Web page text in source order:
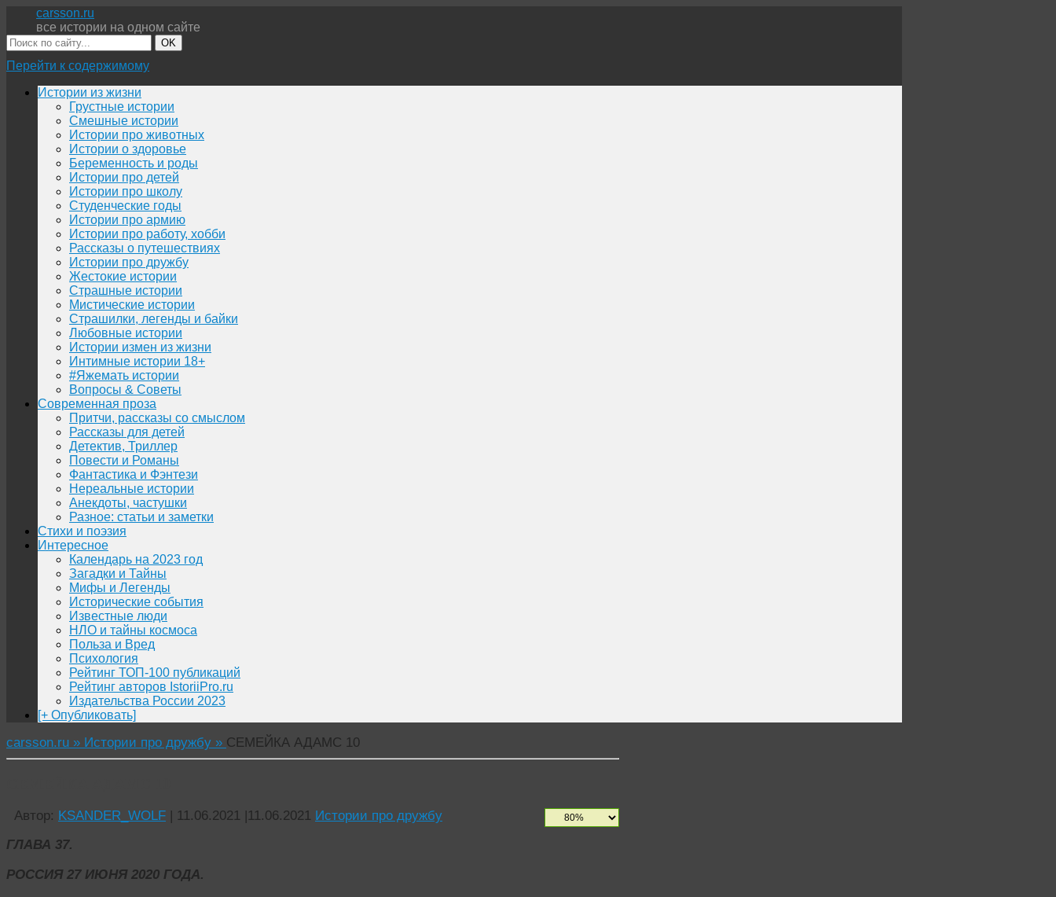
carsson.ru
все истории на одном сайте
OK
Перейти к содержимому
Истории из жизни
Грустные истории
Смешные истории
Истории про животных
Истории о здоровье
Беременность и роды
Истории про детей
Истории про школу
Студенческие годы
Истории про армию
Истории про работу, хобби
Рассказы о путешествиях
Истории про дружбу
Жестокие истории
Страшные истории
Мистические истории
Страшилки, легенды и байки
Любовные истории
Истории измен из жизни
Интимные истории 18+
#Яжемать истории
Вопросы & Советы
Современная проза
Притчи, рассказы со смыслом
Рассказы для детей
Детектив, Триллер
Повести и Романы
Фантастика и Фэнтези
Нереальные истории
Анекдоты, частушки
Разное: статьи и заметки
Стихи и поэзия
Интересное
Календарь на 2023 год
Загадки и Тайны
Мифы и Легенды
Исторические события
Известные люди
НЛО и тайны космоса
Польза и Вред
Психология
Рейтинг ТОП-100 публикаций
Рейтинг авторов IstoriiPro.ru
Издательства России 2023
[+ Опубликовать]
carsson.ru » Истории про дружбу » СЕМЕЙКА АДАМС 10
Автор: KSANDER_WOLF | 11.06.2021 |11.06.2021 Истории про дружбу
ГЛАВА 37.
РОССИЯ 27 ИЮНЯ 2020 ГОДА.